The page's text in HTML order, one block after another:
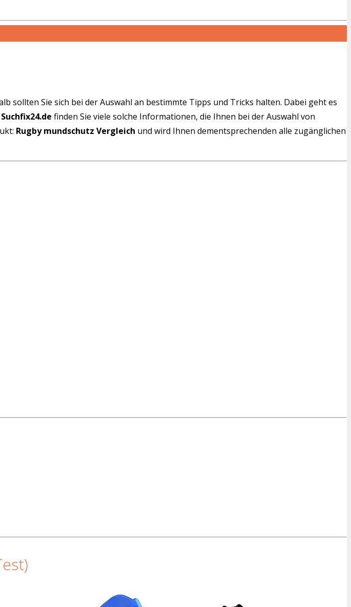
sollten Sie sich bei der Auswahl an bestimmte Tipps und Tricks halten. Dabei geht es
Suchfix24.de finden Sie viele solche Informationen, die Ihnen bei der Auswahl von
Rugby mundschutz Vergleich und wird Ihnen dementsprechenden alle zugänglichen